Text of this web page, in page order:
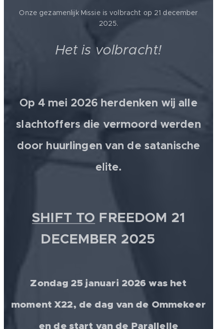
Onze gezamenlijk Missie is volbracht op 21 december
2025.
Het is volbracht!
Op 4 mei 2026 herdenken wij alle
slachtoffers die vermoord werden
door huurlingen van de satanische
elite.
SHIFT TO FREEDOM 21
DECEMBER 2025 💫
Zondag 25 januari 2026 was het
moment X22, de dag van de Ommekeer
en de start van de Parallelle